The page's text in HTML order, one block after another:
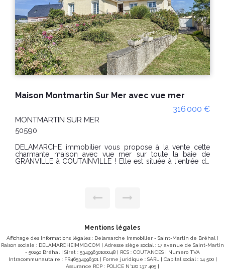
228 000 €
MUNEVILLE SUR MER
50290
En vente chez DELAMARCHE IMMOBILIER : Muneville sur
mer, dans un environnement calme et à environ 5km de la
mer. Une maison d'habitation comprenant : Au rez de
dépendances. Le tout sur un terrain d'environ 1266 m². PRIX
entre 2950 € et 4020 € / an. Prix moyens des énergies
indexés sur les années 2021, 2022 et 2023 (abonnements
compris) Les informations sur les risques auxquels ce bien
est exposé sont disponibles sur le site Géorisques :
www.georisques.gouv.fr POUR VISITER : Agence
DELAMARCHE BREHAL Florian GINARD 07-86-27-44-34
Mentions légales
Affichage des informations légales : Delamarche Immobilier - Saint-Martin de Bréhal |
Raison sociale : DELAMARCHEIMMO.COM | Adresse siège social : 17 avenue de Saint-Martin
- 50290 Bréhal | Siret : 53499630100048 | RCS : COUTANCES | Numero TVA
Intracommunautaire : FR46534996301 | Forme juridique : SARL | Capital social : 14 500 |
Assurance RCP : POLICE N°120 137 405 |